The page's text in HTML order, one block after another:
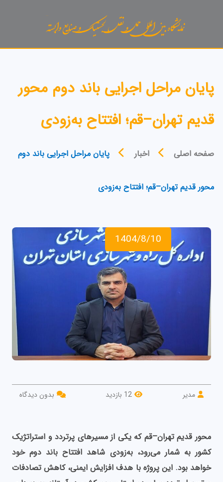
پایان مراحل اجرایی باند دوم محور
قدیم تهران–قم؛ افتتاح به‌زودی
صفحه اصلی اخبار پایان مراحل اجرایی باند دوم
محور قدیم تهران–قم؛ افتتاح به‌زودی
1404/8/10
مدیر 12 بازدید بدون دیدگاه
محور قدیم تهران–قم که یکی از مسیرهای پرتردد و استراتژیک
کشور به شمار می‌رود، به‌زودی شاهد افتتاح باند دوم خود
خواهد بود. این پروژه با هدف افزایش ایمنی، کاهش تصادفات